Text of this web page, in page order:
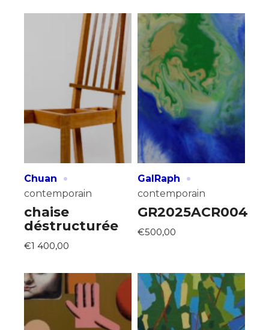
Adresse email*
Prénom
Statut / Organisation
* Champ obligatoire
Adresse email*
Prénom
Statut / Organisation
Chuan ·
contemporain
chaise
déstructurée
€1 400,00
GalRaph ·
contemporain
GR2025ACR004
€500,00